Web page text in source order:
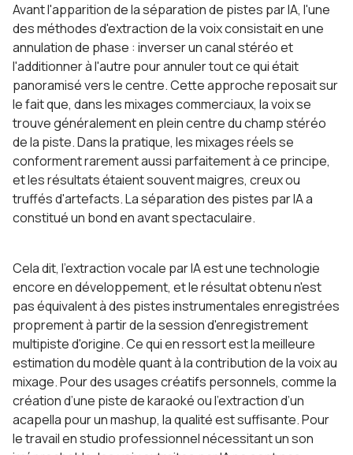
Avant l'apparition de la séparation de pistes par IA, l'une
des méthodes d'extraction de la voix consistait en une
annulation de phase : inverser un canal stéréo et
l'additionner à l'autre pour annuler tout ce qui était
panoramisé vers le centre. Cette approche reposait sur
le fait que, dans les mixages commerciaux, la voix se
trouve généralement en plein centre du champ stéréo
de la piste. Dans la pratique, les mixages réels se
conforment rarement aussi parfaitement à ce principe,
et les résultats étaient souvent maigres, creux ou
truffés d'artefacts. La séparation des pistes par IA a
constitué un bond en avant spectaculaire.
Cela dit, l'extraction vocale par IA est une technologie
encore en développement, et le résultat obtenu n'est
pas équivalent à des pistes instrumentales enregistrées
proprement à partir de la session d'enregistrement
multipiste d'origine. Ce qui en ressort est la meilleure
estimation du modèle quant à la contribution de la voix au
mixage. Pour des usages créatifs personnels, comme la
création d’une piste de karaoké ou l’extraction d’un
acapella pour un mashup, la qualité est suffisante. Pour
le travail en studio professionnel nécessitant un son